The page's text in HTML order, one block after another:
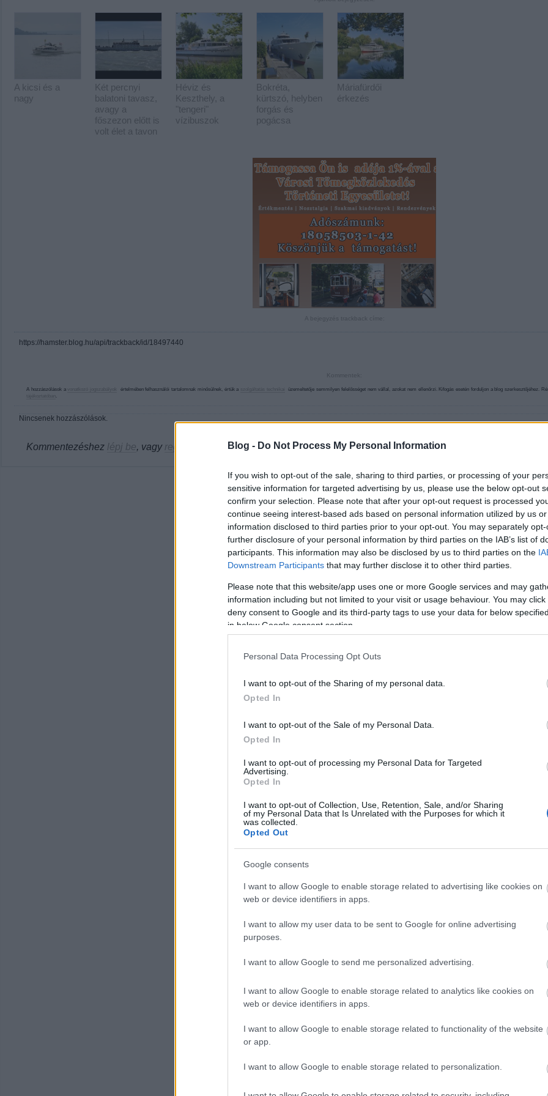
Blog - Do Not Process My Personal Information
If you wish to opt-out of the sale, sharing to third parties, or processing of your
sensitive information for targeted advertising by us, please use the below opt-out
confirm your selection. Please note that after your opt-out request is processed
continue seeing interest-based ads based on personal information utilized by us
information disclosed to third parties prior to your opt-out. You may separately
further disclosure of your personal information by third parties on the IAB’s list of
participants. This information may also be disclosed by us to third parties on the
Downstream Participants that may further disclose it to other third parties.
Please note that this website/app uses one or more Google services and may
information including but not limited to your visit or usage behaviour. You may
deny consent to Google and its third-party tags to use your data for below
in below Google consent section.
Personal Data Processing Opt Outs
I want to opt-out of the Sharing of my personal data.
Opted In
I want to opt-out of the Sale of my Personal Data.
Opted In
I want to opt-out of processing my Personal Data for Targeted
Advertising.
Opted In
I want to opt-out of Collection, Use, Retention, Sale, and/or Sharing
of my Personal Data that Is Unrelated with the Purposes for which it
was collected.
Opted Out
Google consents
I want to allow Google to enable storage related to advertising like cookies on
web or device identifiers in apps.
I want to allow my user data to be sent to Google for online advertising
purposes.
I want to allow Google to send me personalized advertising.
I want to allow Google to enable storage related to analytics like cookies on
web or device identifiers in apps.
I want to allow Google to enable storage related to functionality of the website
or app.
I want to allow Google to enable storage related to personalization.
A kicsi és a
nagy
Két percnyi
balatoni tavasz,
avagy a
főszezon előtt is
volt élet a tavon
Héviz és
Keszthely, a
"tengeri"
vízibuszok
Bokréta,
kürtszó, helyben
forgás és
pogácsa
Máriafürdői
érkezés
A bejegyzés trackback címe:
https://hamster.blog.hu/api/trackback/id/18497440
A hozzászólások a értelmében felhasználói tartalomnak minősülnek, értük a üzemeltetője semmilyen felelősséget nem vállal, azokat nem ellenőrzi. Kifogás esetén forduljon a blog szerkesztőjéhez.
.
Nincsenek hozzászólások.
Kommentezéshez lépj be, vagy regisztrálj Belépés Facebookkal